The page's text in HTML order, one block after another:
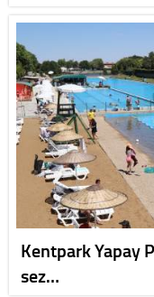
Kentpark Yapay
sez…